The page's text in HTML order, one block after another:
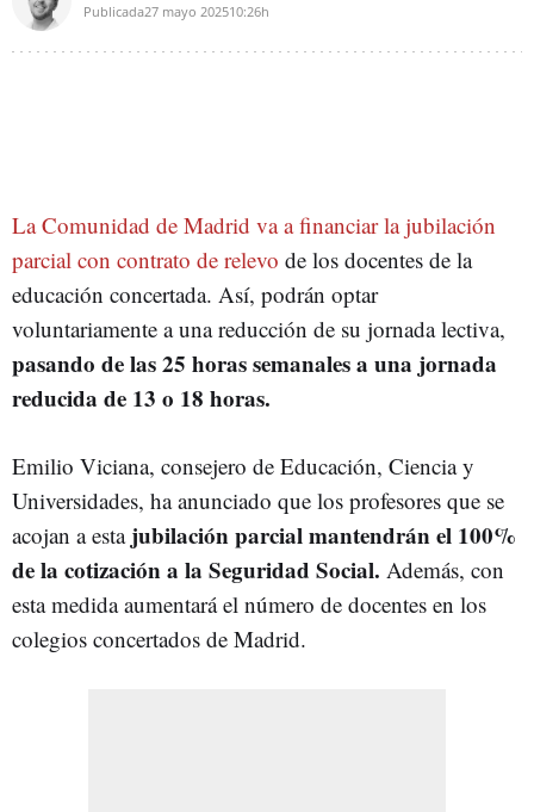
Publicada27 mayo 202510:26h
La Comunidad de Madrid va a financiar la jubilación
parcial con contrato de relevo de los docentes de la
educación concertada. Así, podrán optar
voluntariamente a una reducción de su jornada lectiva,
pasando de las 25 horas semanales a una jornada
reducida de 13 o 18 horas.
Emilio Viciana, consejero de Educación, Ciencia y
Universidades, ha anunciado que los profesores que se
acojan a estajubilación parcial mantendrán el 100%
de la cotización a la Seguridad Social. Además, con
esta medida aumentará el número de docentes en los
colegios concertados de Madrid.